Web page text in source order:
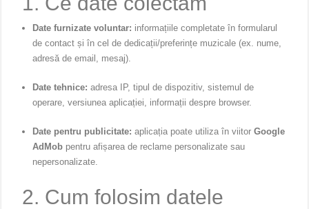
Date furnizate voluntar: informațiile completate în formularul
de contact și în cel de dedicații/preferințe muzicale (ex. nume,
adresă de email, mesaj).
Date tehnice: adresa IP, tipul de dispozitiv, sistemul de
operare, versiunea aplicației, informații despre browser.
Date pentru publicitate: aplicația poate utiliza în viitorGoogle
AdMob pentru afișarea de reclame personalizate sau
nepersonalizate.
2. Cum folosim datele